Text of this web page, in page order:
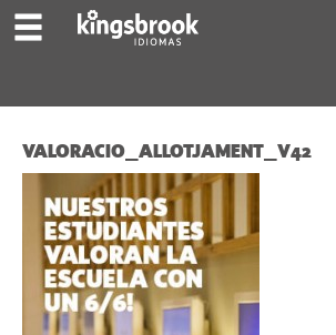
VALORACIO_ALLOTJAMENT_V42